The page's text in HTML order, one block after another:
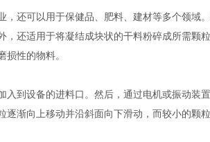
可以用于保健品、肥料、建材等多个领域
还适用于将凝结成块状的干料粉碎成所需
性的物料。
设备的进料口。然后，通过电机或振动装
渐向上移动并沿斜面向下滑动，而较小的